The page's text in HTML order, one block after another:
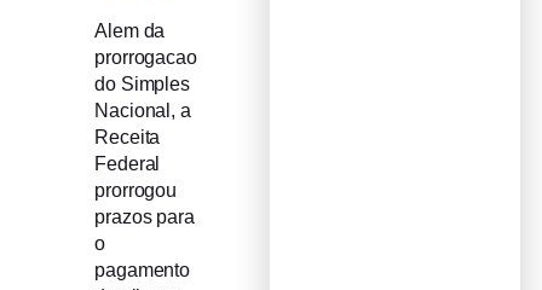
Alem da
prorrogacao
do Simples
Nacional, a
Receita
Federal
prorrogou
prazos para
o
pagamento